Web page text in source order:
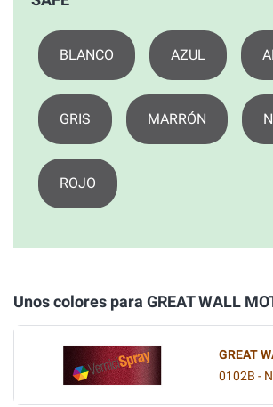
BLANCO AZUL
GRIS MARRÓN
ROJO
Unos colores para GREAT WALL
GREAT
0102B -